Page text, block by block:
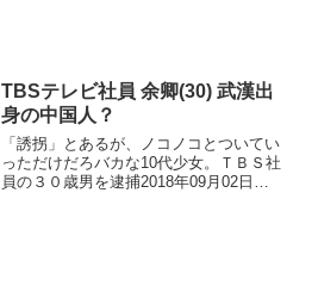
TBSテレビ社員 余卿(30) 武漢出
身の中国人？
「誘拐」とあるが、ノコノコとついてい
っただけだろバカな10代少女。ＴＢＳ社
員の３０歳男を逮捕2018年09月02日